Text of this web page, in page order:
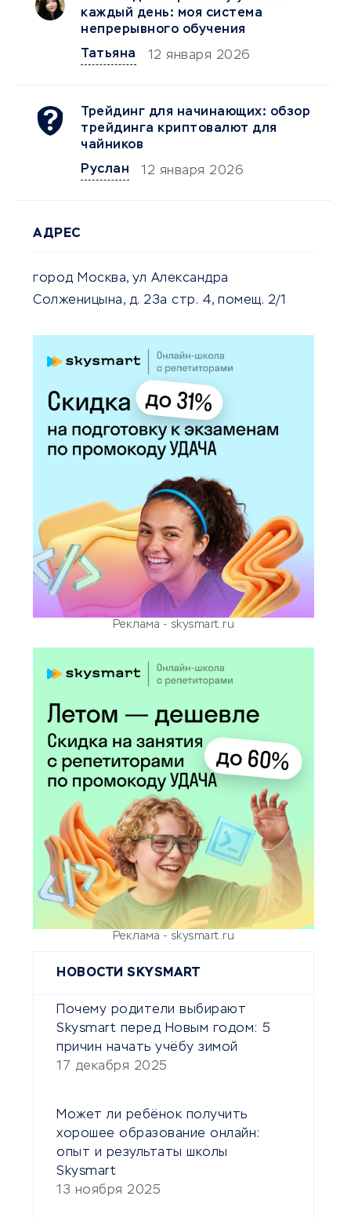
каждый день: моя система
непрерывного обучения
Татьяна
12 января 2026
Трейдинг для начинающих: обзор
трейдинга криптовалют для
чайников
Руслан
12 января 2026
АДРЕС
город Москва, ул Александра
Солженицына, д. 23а стр. 4, помещ. 2/1
Реклама - skysmart.ru
Реклама - skysmart.ru
НОВОСТИ SKYSMART
Почему родители выбирают
Skysmart перед Новым годом: 5
причин начать учёбу зимой
17 декабря 2025
Может ли ребёнок получить
хорошее образование онлайн:
опыт и результаты школы
Skysmart
13 ноября 2025